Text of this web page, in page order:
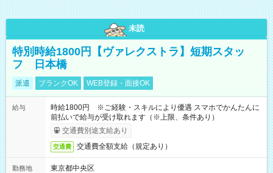
未読
特別時給1800円【ヴァレクストラ】短期スタッ
フ 日本橋
派遣 ブランクOK WEB登録・面接OK
給与
時給1800円 ※ご経験・スキルにより優遇 スマホでかんたんに
前払いで給与が受け取れます（※上限、条件あり）
交通費別途支給あり
交通費 交通費全額支給（規定あり）
勤務地
東京都中央区